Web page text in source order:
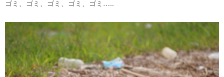
ゴミ、ゴミ、ゴミ、ゴミ、ゴミ…..